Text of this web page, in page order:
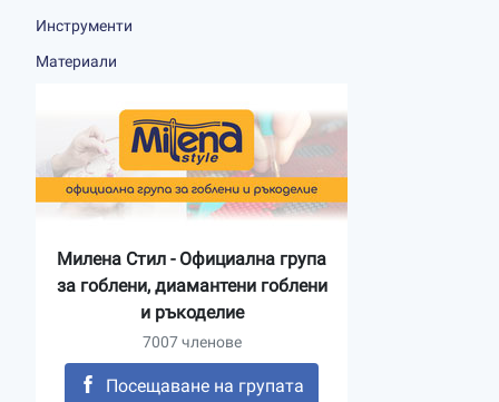
Инструменти
Материали
Милена Стил - Официална група
за гоблени, диамантени гоблени
и ръкоделие
7007 членове
Посещаване на групата